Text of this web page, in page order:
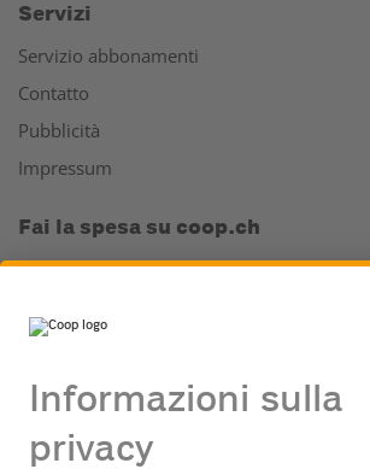
Servizi
Servizio abbonamenti
Contatto
Pubblicità
Impressum
Fai la spesa su coop.ch
Il tuo supermercato online
App Coop
Supercard e Club
Supercard